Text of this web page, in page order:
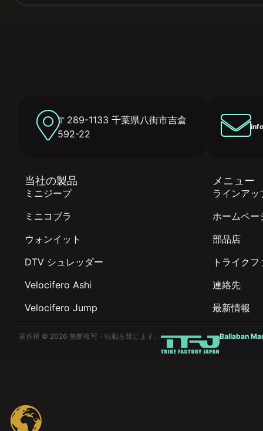
〒289-1133 千葉県八街市吉倉
592-22
当社の製品
ミニジープ
ミニコブラ
ウォンイット
DTV シュレッダー
Velocifero Ashi
Velocifero Jump
メニュー
ラインアッ
ホームペー
部品店
トライク
連絡先
最新情報
著作権 © 2026 無断複写・転載を禁じます。 Ballaban